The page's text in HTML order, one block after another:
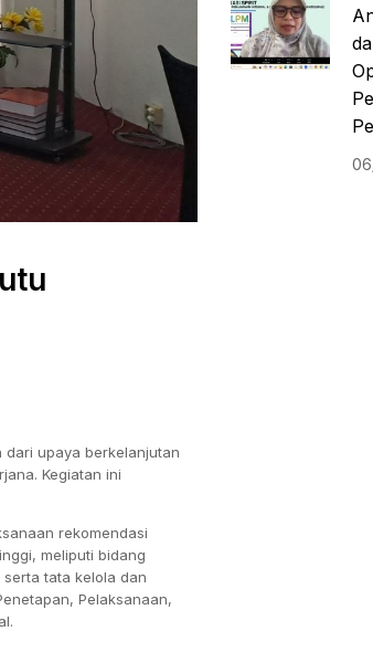
dari upaya berkelanjutan
Kegiatan ini
rekomendasi
meliputi bidang
tata kelola dan
Pelaksanaan,